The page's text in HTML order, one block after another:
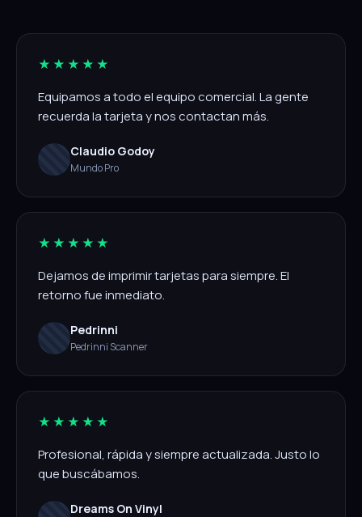
★★★★★
Equipamos a todo el equipo comercial. La gente
recuerda la tarjeta y nos contactan más.
Claudio Godoy
Mundo Pro
★★★★★
Dejamos de imprimir tarjetas para siempre. El
retorno fue inmediato.
Pedrinni
Pedrinni Scanner
★★★★★
Profesional, rápida y siempre actualizada. Justo lo
que buscábamos.
Dreams On Vinyl